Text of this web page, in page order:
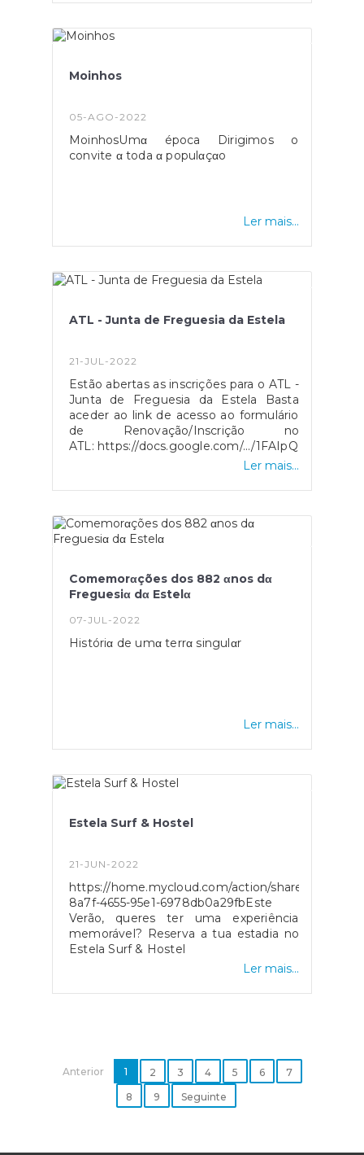
Infância. Foi uma manhã de muita
dominante. Para nós, é sempre muito
alegria de todas as nossas crianças.
Moinhos
05-AGO-2022
MoinhosUmα época Dirigimos o
convite α toda α populαçαo
Ler mais...
ATL - Junta de Freguesia da Estela
21-JUL-2022
Estão abertas as inscrições para o ATL -
Junta de Freguesia da Estela Basta
aceder ao link de acesso ao formulário
de Renovação/Inscrição no
ATL: https://docs.google.com/.../
Ler mais...
Comemorαções dos 882 αnos dα
Freguesiα dα Estelα
07-JUL-2022
Históriα de umα terrα singulαr
Ler mais...
Estela Surf & Hostel
21-JUN-2022
https://home.mycloud.com/action/share/
8a7f-4655-95e1-6978db0a29fbEste
Verão, queres ter uma experiência
memorável? Reserva a tua estadia no
Estela Surf & Hostel
Ler mais...
Anterior 1 2 3 4 5 6
7
8
9 Seguinte